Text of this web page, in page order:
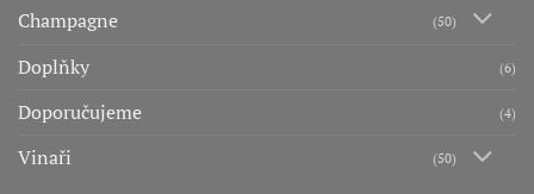
Champagne (50)
Doplňky (6)
Doporučujeme (4)
Vinaři (50)